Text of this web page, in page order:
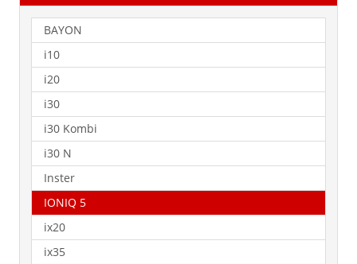
BAYON
i10
i20
i30
i30 Kombi
i30 N
Inster
IONIQ 5
ix20
ix35